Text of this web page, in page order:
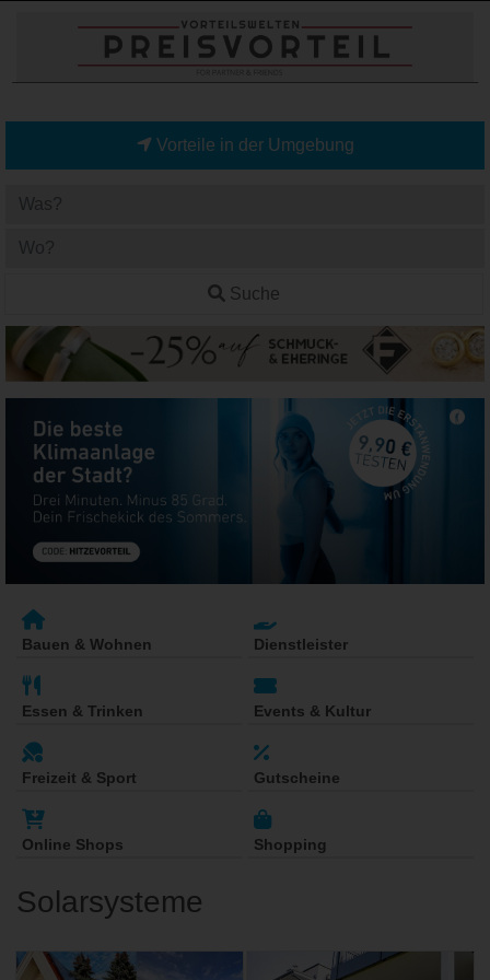
Vorteile in der Umgebung
Suche
Bauen & Wohnen Dienstleister
Essen & Trinken Events & Kultur
Freizeit & Sport Gutscheine
Online Shops Shopping
Solarsysteme